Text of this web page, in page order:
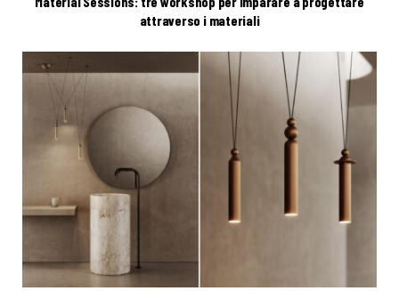
attraverso i materiali